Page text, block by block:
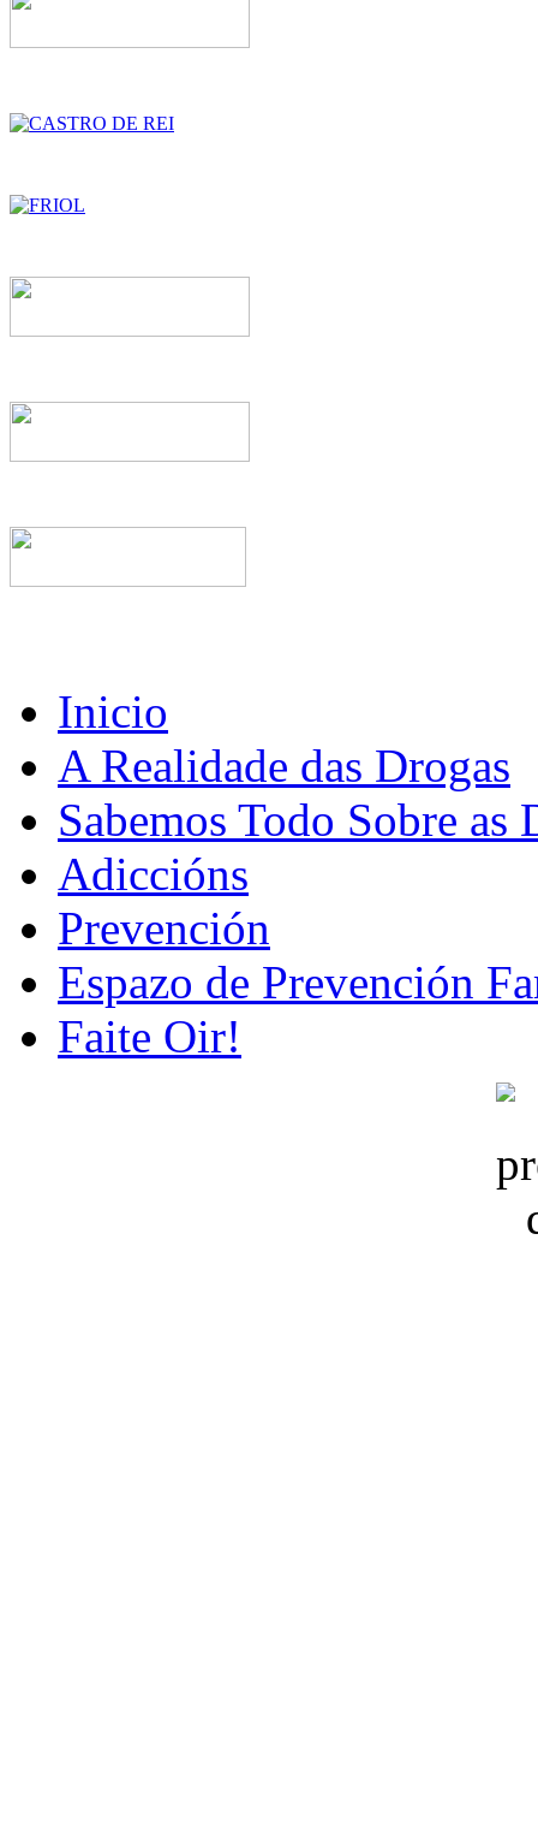
Inicio
A Realidade das Drogas
Sabemos Todo Sobre as
Adiccións
Prevención
Espazo de Prevención
Faite Oir!